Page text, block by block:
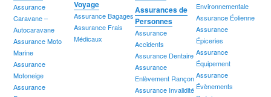
Environnementale
Assurance Éolienne
Assurance
Épiceries
Assurance
Équipement
Assurance
Évènements
Assurance
Caravane –
Autocaravane
Assurance Moto
Marine
Assurance
Motoneige
Assurance
Voyage
Assurance Bagages
Assurance Frais
Médicaux
Assurances de
Personnes
Assurance
Accidents
Assurance Dentaire
Assurance
Enlèvement Rançon
Assurance Invalidité